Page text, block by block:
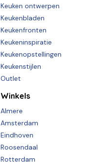
Keuken ontwerpen
Keukenbladen
Keukenfronten
Keukeninspiratie
Keukenopstellingen
Keukenstijlen
Outlet
Winkels
Almere
Amsterdam
Eindhoven
Roosendaal
Rotterdam